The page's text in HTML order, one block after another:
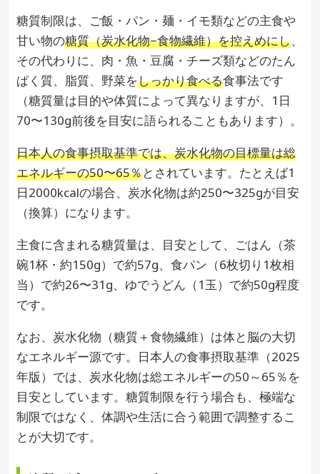
糖質制限は、ご飯・パン・麺・イモ類などの主食や
甘い物の糖質（炭水化物−食物繊維）を控えめにし、
その代わりに、肉・魚・豆腐・チーズ類などのたん
ぱく質、脂質、野菜をしっかり食べる食事法です
（糖質量は目的や体質によって異なりますが、1日
70〜130g前後を目安に語られることもあります）。
日本人の食事摂取基準では、炭水化物の目標量は総
エネルギーの50〜65％とされています。たとえば1
日2000kcalの場合、炭水化物は約250〜325gが目安
（換算）になります。
主食に含まれる糖質量は、目安として、ごはん（茶
碗1杯・約150g）で約57g、食パン（6枚切り1枚相
当）で約26〜31g、ゆでうどん（1玉）で約50g程度
です。
なお、炭水化物（糖質＋食物繊維）は体と脳の大切
なエネルギー源です。日本人の食事摂取基準（2025
年版）では、炭水化物は総エネルギーの50～65％を
目安としています。糖質制限を行う場合も、極端な
制限ではなく、体調や生活に合う範囲で調整するこ
とが大切です。